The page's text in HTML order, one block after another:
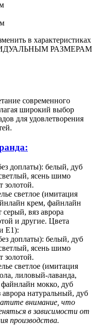
в характеристиках
РАЗМЕРАМ
современного
широкий выбор
для удовлетворения
доплаты): белый, дуб
ясень шимо
золотой.
светлое (имитация
крем, файнлайн
вяз аврора
и другие. Цвета
Е1):
доплаты): белый, дуб
ясень шимо
золотой.
светлое (имитация
лиловый-лаванда,
мокко, дуб
натуральный, дуб
внимание, что
в зависимости от
производства.